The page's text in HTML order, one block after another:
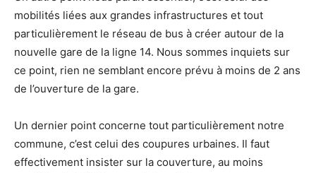
mobilités liées aux grandes infrastructures et tout
particulièrement le réseau de bus à créer autour de la
nouvelle gare de la ligne 14. Nous sommes inquiets sur
ce point, rien ne semblant encore prévu à moins de 2 ans
de l’ouverture de la gare.
Un dernier point concerne tout particulièrement notre
commune, c’est celui des coupures urbaines. Il faut
effectivement insister sur la couverture, au moins